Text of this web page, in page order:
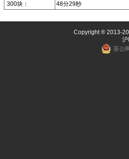
300块：
48分29秒
Copyright ® 2013-
苏公